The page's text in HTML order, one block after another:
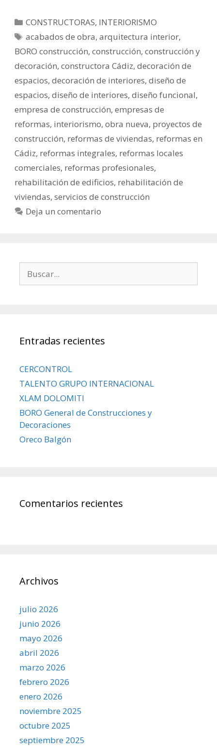
CONSTRUCTORAS, INTERIORISMO
acabados de obra,arquitectura interior,
BORO construcción, construcción, construcción y
decoración, constructora Cádiz, decoración de
espacios, decoración de interiores, diseño de
espacios, diseño de interiores, diseño funcional,
empresa de construcción, empresas de
reformas, interiorismo, obra nueva, proyectos de
construcción, reformas de viviendas, reformas en
Cádiz, reformas integrales, reformas locales
comerciales, reformas profesionales,
rehabilitación de edificios, rehabilitación de
viviendas, servicios de construcción
Deja un comentario
Entradas recientes
CERCONTROL
TALENTO GRUPO INTERNACIONAL
XLAM DOLOMITI
BORO General de Construcciones y
Decoraciones
Oreco Balgón
Comentarios recientes
Archivos
julio 2026
junio 2026
mayo 2026
abril 2026
marzo 2026
febrero 2026
enero 2026
noviembre 2025
octubre 2025
septiembre 2025